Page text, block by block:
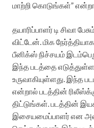
மாற்றி கொடுங்கள்”
தயாரிப்பாளர் டி சிவா
விட்டேன். மிக
பீனிக்ஸ் நிச்சயம்
இந்த படத்தை
உருவாகியுள்ளது.
என்றால் படத்தின்
திட்டுங்கள். படத்தின்
இசையமைப்பாளர் என